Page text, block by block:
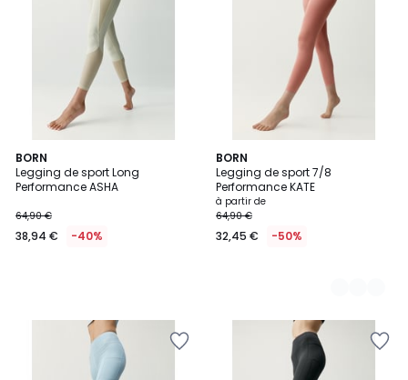
BORN
Legging de sport Long
Performance ASHA
64,90 €
38,94 € -40%
BORN
Legging de sport 7/8
Performance KATE
à partir de
64,90 €
32,45 € -50%
3
Couleurs